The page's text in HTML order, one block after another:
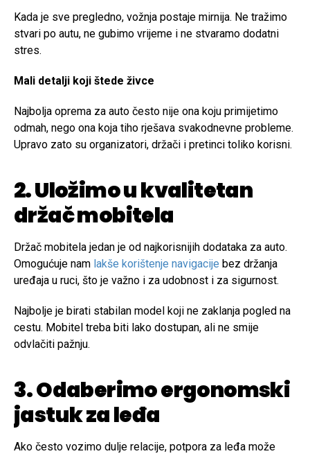
Kada je sve pregledno, vožnja postaje mirnija. Ne tražimo
stvari po autu, ne gubimo vrijeme i ne stvaramo dodatni
stres.
Mali detalji koji štede živce
Najbolja oprema za auto često nije ona koju primijetimo
odmah, nego ona koja tiho rješava svakodnevne probleme.
Upravo zato su organizatori, držači i pretinci toliko korisni.
2. Uložimo u kvalitetan
držač mobitela
Držač mobitela jedan je od najkorisnijih dodataka za auto.
Omogućuje nam lakše korištenje navigacije bez držanja
uređaja u ruci, što je važno i za udobnost i za sigurnost.
Najbolje je birati stabilan model koji ne zaklanja pogled na
cestu. Mobitel treba biti lako dostupan, ali ne smije
odvlačiti pažnju.
3. Odaberimo ergonomski
jastuk za leđa
Ako često vozimo dulje relacije, potpora za leđa može